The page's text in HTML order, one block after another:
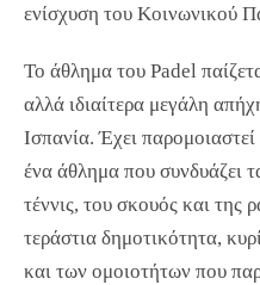
ενίσχυση του Κοινωνικού
Το άθλημα του Padel
αλλά ιδιαίτερα μεγάλη
Ισπανία. Έχει παρομοιαστεί
ένα άθλημα που συνδυάζει
τέννις, του σκουός και της
τεράστια δημοτικότητα,
και των ομοιοτήτων που